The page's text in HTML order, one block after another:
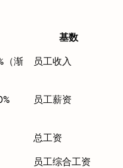
基数
（渐
员工收入
员工薪资
总工资
员工综合工资